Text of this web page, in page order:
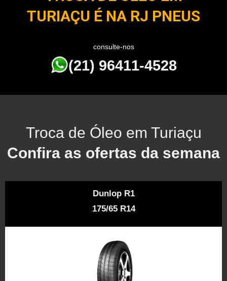
TURIAÇU É NA RJ PNEUS
consulte-nos
(21) 96411-4528
Troca de Óleo em Turiaçu
Confira as ofertas da semana
Dunlop R1
175/65 R14